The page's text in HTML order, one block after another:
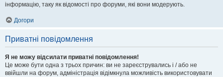
інформацію, таку як відомості про форуми, які вони модерують.
Догори
Приватні повідомлення
Я не можу відсилати приватні повідомлення!
Це може бути одна з трьох причин: ви не зареєструвались і / або не
ввійшли на форум, адміністрація відімкнула можливість використовувати